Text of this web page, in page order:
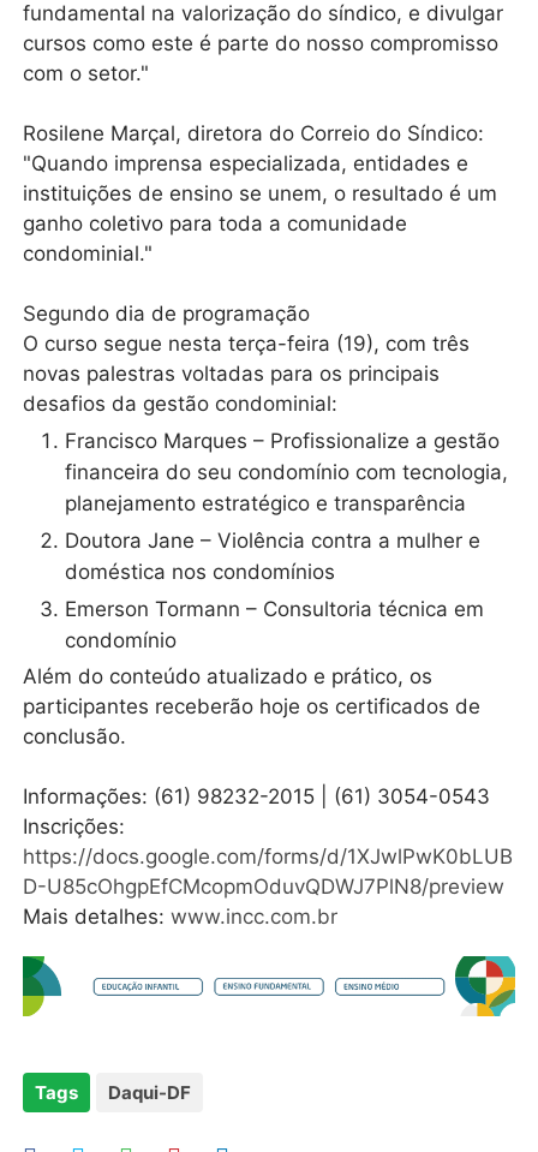
fundamental na valorização do síndico, e divulgar
cursos como este é parte do nosso compromisso
com o setor."
Rosilene Marçal, diretora do Correio do Síndico:
"Quando imprensa especializada, entidades e
instituições de ensino se unem, o resultado é um
ganho coletivo para toda a comunidade
condominial."
Segundo dia de programação
O curso segue nesta terça-feira (19), com três
novas palestras voltadas para os principais
desafios da gestão condominial:
Francisco Marques – Profissionalize a gestão
financeira do seu condomínio com tecnologia,
planejamento estratégico e transparência
Doutora Jane – Violência contra a mulher e
doméstica nos condomínios
Emerson Tormann – Consultoria técnica em
condomínio
Além do conteúdo atualizado e prático, os
participantes receberão hoje os certificados de
conclusão.
Informações: (61) 98232-2015 | (61) 3054-0543
Inscrições:
https://docs.google.com/forms/d/1XJwlPwK0bLUB
D-U85cOhgpEfCMcopmOduvQDWJ7PlN8/preview
Mais detalhes:www.incc.com.br
Tags Daqui-DF